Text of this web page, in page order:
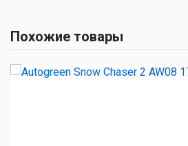
Похожие товары